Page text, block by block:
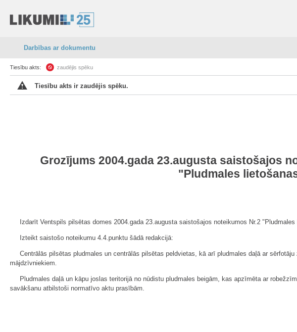
Darbības ar dokumentu
Tiesību akts: zaudējis spēku
Tiesību akts ir zaudējis spēku.
Grozījums 2004.gada 23.augusta saistošajos
"Pludmales
Izdarīt Ventspils pilsētas domes 2004.gada 23.augusta saistošajos noteikumos Nr.2
Izteikt saistošo noteikumu 4.4.punktu šādā redakcijā:
Centrālās pilsētas pludmales un centrālās pilsētas peldvietas, kā arī pludmales daļā ar
mājdzīvniekiem.
Pludmales daļā un kāpu joslas teritorijā no nūdistu pludmales beigām, kas apzīmēta ar
savākšanu atbilstoši normatīvo aktu prasībām.